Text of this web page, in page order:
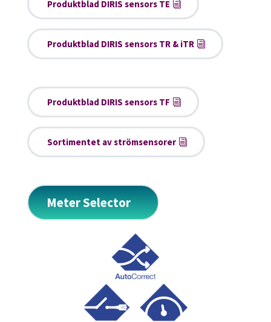
Produktblad DIRIS sensors TE
Produktblad DIRIS sensors TR & iTR
Produktblad DIRIS sensors TF
Sortimentet av strömsensorer
Meter Selector